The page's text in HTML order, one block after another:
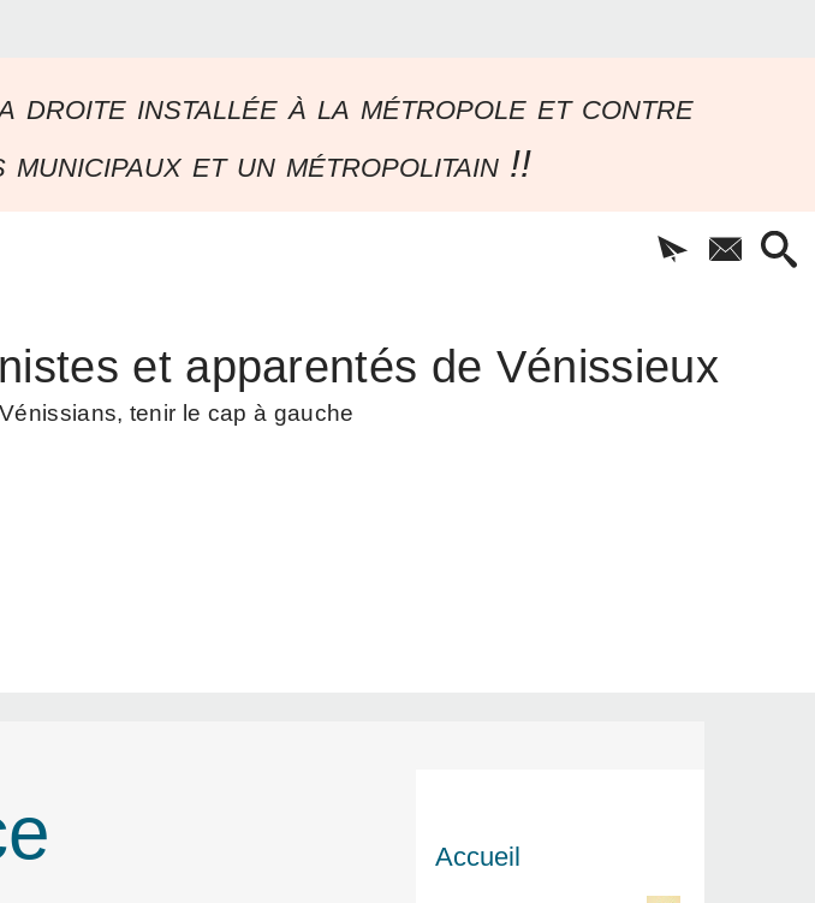
droite installée à la métropole et contre
et un métropolitain !!
et apparentés de Vénissieux
tenir le cap à gauche
Accueil